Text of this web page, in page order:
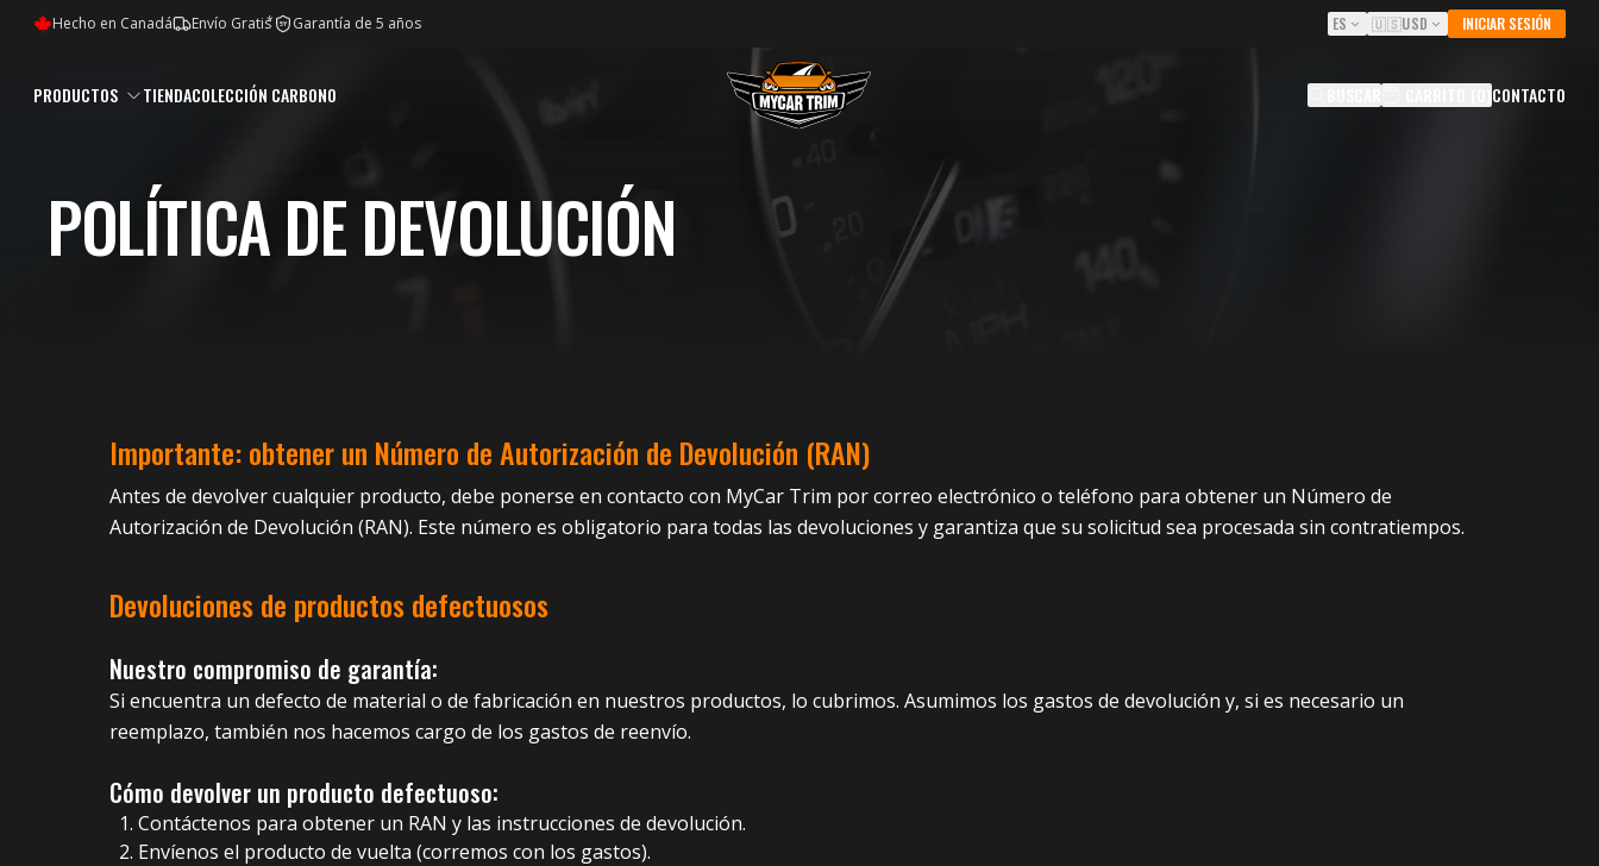
Hecho en Canadá Envío Gratis* 5Y Garantía de 5 años ES 🇺🇸USD INICIAR SESIÓN
PRODUCTOS TIENDACOLECCIÓN CARBONO CONTACTO
POLÍTICA DE DEVOLUCIÓN
Importante: obtener un Número de Autorización de Devolución (RAN)
Antes de devolver cualquier producto, debe ponerse en contacto con MyCar Trim por correo electrónico o teléfono para obtener un Número de
Autorización de Devolución (RAN). Este número es obligatorio para todas las devoluciones y garantiza que su solicitud sea procesada sin contratiempos.
Devoluciones de productos defectuosos
Nuestro compromiso de garantía:
Si encuentra un defecto de material o de fabricación en nuestros productos, lo cubrimos. Asumimos los gastos de devolución y, si es necesario un
reemplazo, también nos hacemos cargo de los gastos de reenvío.
Cómo devolver un producto defectuoso:
Contáctenos para obtener un RAN y las instrucciones de devolución.
Envíenos el producto de vuelta (corremos con los gastos).